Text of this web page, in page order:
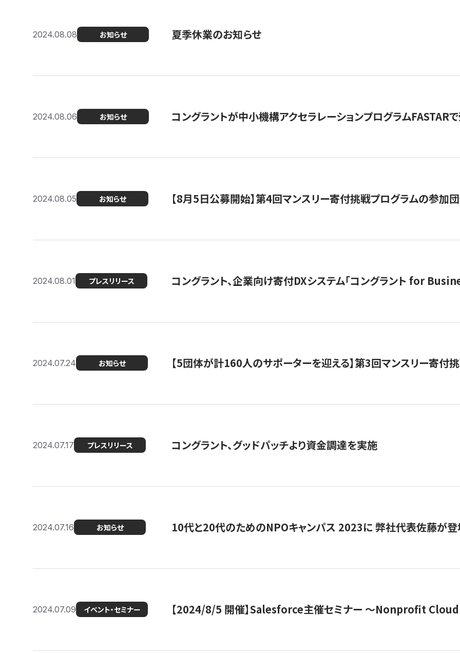
2024.08.08 お知らせ 夏季休業のお知らせ
2024.08.06 お知らせ コングラントが中小機構アクセラレーションプログラムFASTAR
2024.08.05 お知らせ 【8月5日公募開始】第4回マンスリー寄付挑戦プログラムの参加
2024.08.01 プレスリリース コングラント、企業向け寄付DXシステム「コングラント for
2024.07.24 お知らせ 【5団体が計160人のサポーターを迎える】​​第3回マンスリー寄付
2024.07.17 プレスリリース コングラント、グッドパッチより資金調達を実施
2024.07.16 お知らせ 10代と20代のためのNPOキャンパス 2023に 弊社代表佐藤が
2024.07.09 イベント・セミナー 【2024/8/5 開催】Salesforce主催セミナー 〜Nonprofit